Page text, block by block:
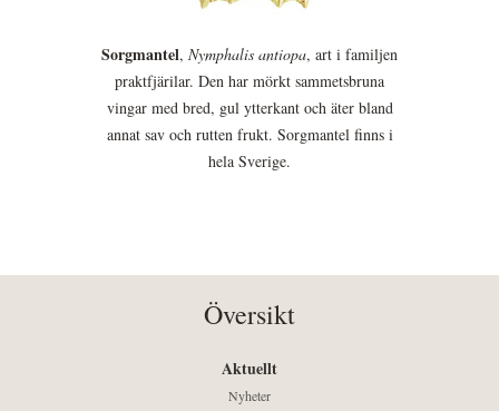
Sorgmantel, Nymphalis antiopa, art i familjen
praktfjärilar. Den har mörkt sammetsbruna
vingar med bred, gul ytterkant och äter bland
annat sav och rutten frukt. Sorgmantel finns i
hela Sverige.
Översikt
Aktuellt
Nyheter